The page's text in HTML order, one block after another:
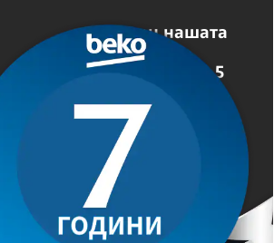
Освен нашата
основна
гаранция от 5
нудиме
дополнителна
гаранција од 2
години
(вкупно 7
години co
регистрација)